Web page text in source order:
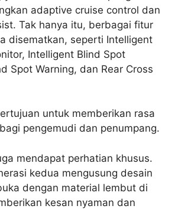
adaptive cruise control dan
Tak hanya itu, berbagai fitur
disematkan, seperti Intelligent
Intelligent Blind Spot
Spot Warning, dan Rear Cross
untuk memberikan rasa
pengemudi dan penumpang.
mendapat perhatian khusus.
kedua mengusung desain
dengan material lembut di
kesan nyaman dan